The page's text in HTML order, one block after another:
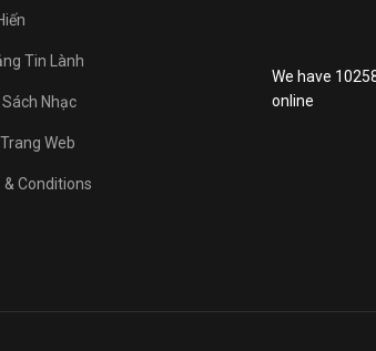
Tin Lành
Nhạc
Web
Conditions
We have
online